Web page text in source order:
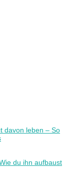
davon leben – So
du ihn aufbaust